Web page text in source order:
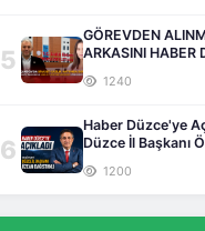
5
GÖREVDEN
ARKASINI HABER
1240
6
Haber Düzce'ye
Düzce İl Başkanı
1200